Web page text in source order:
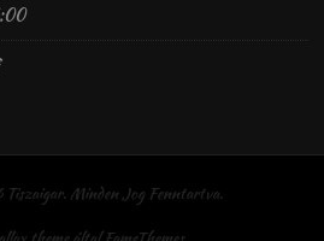
Minden Jog Fenntartva.